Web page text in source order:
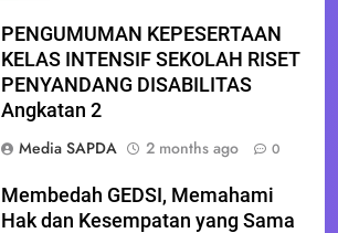
PENGUMUMAN KEPESERTAAN
KELAS INTENSIF SEKOLAH RISET
PENYANDANG DISABILITAS
Angkatan 2
Media SAPDA
2 months ago 0
Membedah GEDSI, Memahami
Hak dan Kesempatan yang Sama